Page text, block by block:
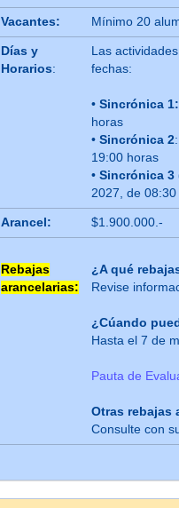
Vacantes: Mínimo 20
Días y
Horarios:
Las
fechas:
•Sincrónica 1:
horas
•Sincrónica 2
19:00 horas
• Sincrónica 3
2027, de 08:30
Arancel: $1.900.000.-
Rebajas
arancelarias:
¿A qué
Revise
¿Cúando
Hasta el 7 de
Pauta de
Otras rebajas
Consulte con